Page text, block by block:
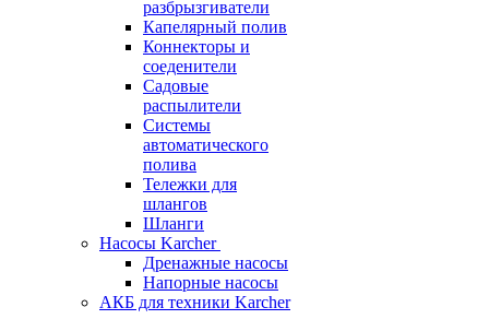
разбрызгиватели
Капелярный полив
Коннекторы и
соеденители
Садовые
распылители
Системы
автоматического
полива
Тележки для
шлангов
Шланги
Насосы Karcher
Дренажные насосы
Напорные насосы
АКБ для техники Karcher